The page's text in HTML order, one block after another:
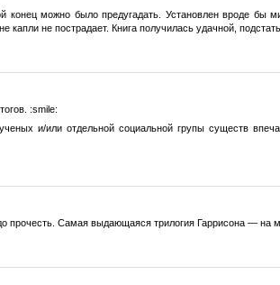
конец можно было предугадать. Установлен вроде
капли не пострадает. Книга получилась удачной,
:smile:
и/или отдельной социальной групы существ
прочесть. Самая выдающаяся трилогия Гаррисона — на